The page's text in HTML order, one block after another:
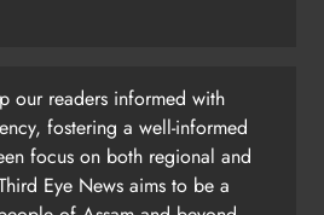
our readers informed with
fostering a well-informed
focus on both regional and
Eye News aims to be a